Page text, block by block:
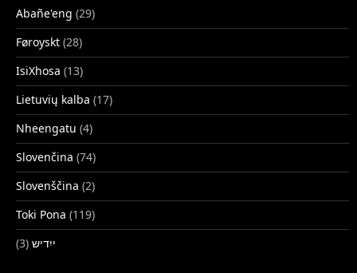
Abañe'eng (29)
Føroyskt (28)
IsiXhosa (13)
Lietuvių kalba (17)
Nheengatu (4)
Slovenčina (74)
Slovenščina (2)
Toki Pona (119)
ייִדיש (3)